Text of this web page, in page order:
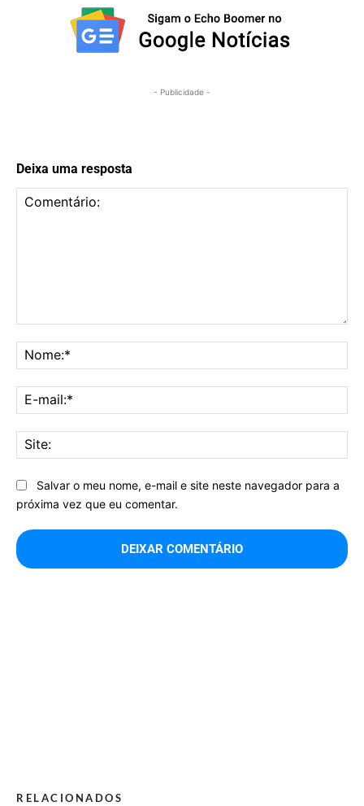
- Publicidade -
Deixa uma resposta
Salvar o meu nome, e-mail e site neste navegador para a
próxima vez que eu comentar.
RELACIONADOS